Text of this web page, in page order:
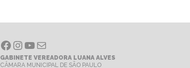
Facebook InstagramYoutube E-mail
GABINETE VEREADORA LUANA ALVES
CÂMARA MUNICIPAL DE SÃO PAULO